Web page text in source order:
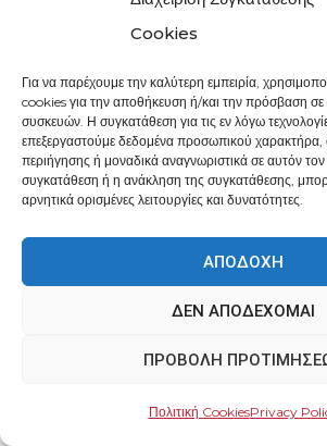
Cookies
Για να παρέχουμε την καλύτερη εμπειρία,
cookies για την αποθήκευση ή/και την πρόσβαση σε
συσκευών. Η συγκατάθεση για τις εν λόγω
επεξεργαστούμε δεδομένα προσωπικού
περιήγησης ή μοναδικά αναγνωριστικά σε αυτόν
συγκατάθεση ή η ανάκληση της συγκατάθεσης,
αρνητικά ορισμένες λειτουργίες και δυνατότητες.
ΑΠΟΔΟΧΉ
ΔΕΝ ΑΠΟΔΈΧΟΜΑΙ
ΠΡΟΒΟΛΉ
Πολιτική CookiesPrivacy